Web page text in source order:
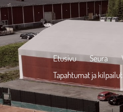
Etusivu Seura
Tapahtumat ja kilpailut